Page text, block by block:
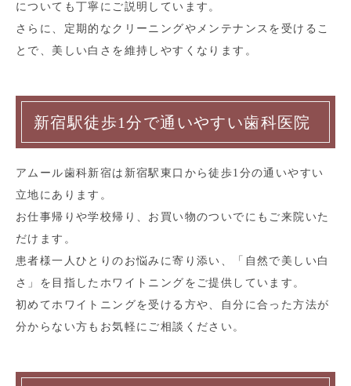
についても丁寧にご説明しています。
さらに、定期的なクリーニングやメンテナンスを受けるこ
とで、美しい白さを維持しやすくなります。
新宿駅徒歩1分で通いやすい歯科医院
アムール歯科新宿は新宿駅東口から徒歩1分の通いやすい
立地にあります。
お仕事帰りや学校帰り、お買い物のついでにもご来院いた
だけます。
患者様一人ひとりのお悩みに寄り添い、「自然で美しい白
さ」を目指したホワイトニングをご提供しています。
初めてホワイトニングを受ける方や、自分に合った方法が
分からない方もお気軽にご相談ください。